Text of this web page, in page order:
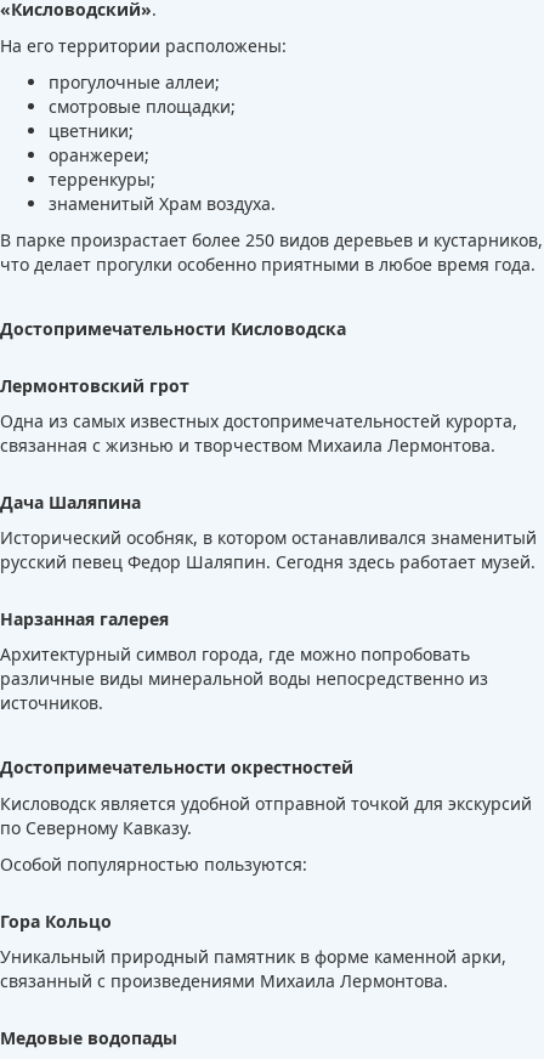
«Кисловодский».
На его территории расположены:
прогулочные аллеи;
смотровые площадки;
цветники;
оранжереи;
терренкуры;
знаменитый Храм воздуха.
В парке произрастает более 250 видов деревьев и кустарников,
что делает прогулки особенно приятными в любое время года.
Достопримечательности Кисловодска
Лермонтовский грот
Одна из самых известных достопримечательностей курорта,
связанная с жизнью и творчеством Михаила Лермонтова.
Дача Шаляпина
Исторический особняк, в котором останавливался знаменитый
русский певец Федор Шаляпин. Сегодня здесь работает музей.
Нарзанная галерея
Архитектурный символ города, где можно попробовать
различные виды минеральной воды непосредственно из
источников.
Достопримечательности окрестностей
Кисловодск является удобной отправной точкой для экскурсий
по Северному Кавказу.
Особой популярностью пользуются:
Гора Кольцо
Уникальный природный памятник в форме каменной арки,
связанный с произведениями Михаила Лермонтова.
Медовые водопады